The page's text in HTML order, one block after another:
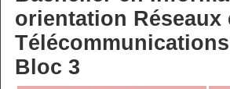
orientation Réseaux
Bloc 3